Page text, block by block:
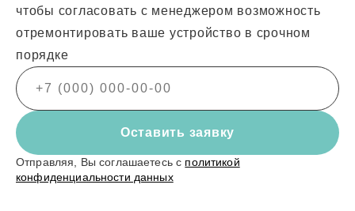
чтобы согласовать с менеджером возможность
отремонтировать ваше устройство в срочном
порядке
Оставить заявку
Отправляя, Вы соглашаетесь с политикой
конфиденциальности данных